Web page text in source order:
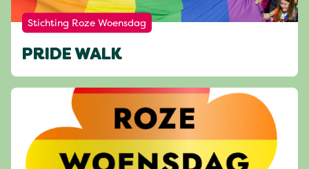
Stichting Roze Woensdag
PRIDE WALK